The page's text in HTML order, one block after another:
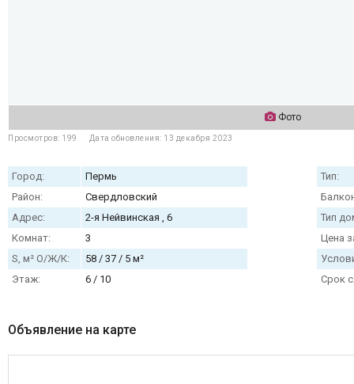
Фото
Просмотров: 199 Дата обновления: 13 декабря 2023
Город:
Пермь
Район:
Свердловский
Адрес:
2-я Нейвинская , 6
Комнат:
3
S, м² О/Ж/К:
58 / 37 / 5 м²
Этаж:
6 / 10
Тип:
Тип
Цена
Срок
Объявление на карте